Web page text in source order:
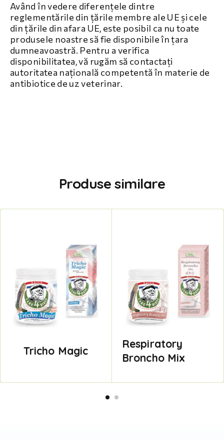
Având în vedere diferențele dintre
reglementările din țările membre ale UE și cele
din țările din afara UE, este posibil ca nu toate
produsele noastre să fie disponibile în țara
dumneavoastră. Pentru a verifica
disponibilitatea, vă rugăm să contactați
autoritatea națională competentă în materie de
antibiotice de uz veterinar.
Produse similare
Tricho Magic
Respiratory
Broncho Mix